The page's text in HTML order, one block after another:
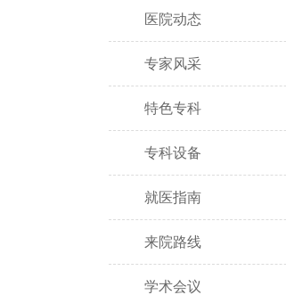
医院动态
专家风采
特色专科
专科设备
就医指南
来院路线
学术会议